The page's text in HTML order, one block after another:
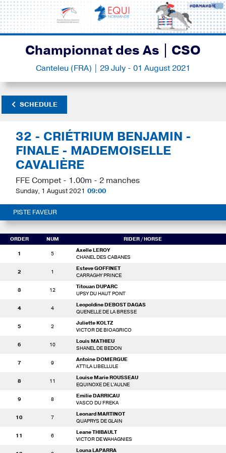
Championnat des As | CSO
Canteleu (FRA) | 29 July - 01 August 2021
SCHEDULE
32 - CRIÉTRIUM BENJAMIN -
FINALE - MADEMOISELLE
CAVALIÈRE
FFE Compet - 1.00m - 2 manches
Sunday, 1 August 2021 09:00
PISTE FAVEUR
ORDER NUM RIDER / HORSE
1 5
Axelle LEROY
CHANEL DES CABANES
2 1
Esteve GOFFINET
CARRAGHY PRINCE
3 12
Titouan DUPARC
UPSY DU HAUT PONT
4 4
Leopoldine DEBOST DAGAS
QUENELLE DE LA BRESSE
5 2
Juliette KOLTZ
VICTOR DE BIOAGRICO
6 10
Louis MATHIEU
SHANEL DE BEDON
7 9
Antoine DOMERGUE
ATTILA LIBELLULE
8 11
Louise Marie ROUSSEAU
EQUINOXE DE L'AULNE
9 8
Emilie DARRICAU
VASCO DU FREKA
10 7
Leonard MARTINOT
QUAPRYS DE GLAIN
11 6
Leane THIBAULT
VICTOR DE WAHAGNIES
Louna LAPARRA